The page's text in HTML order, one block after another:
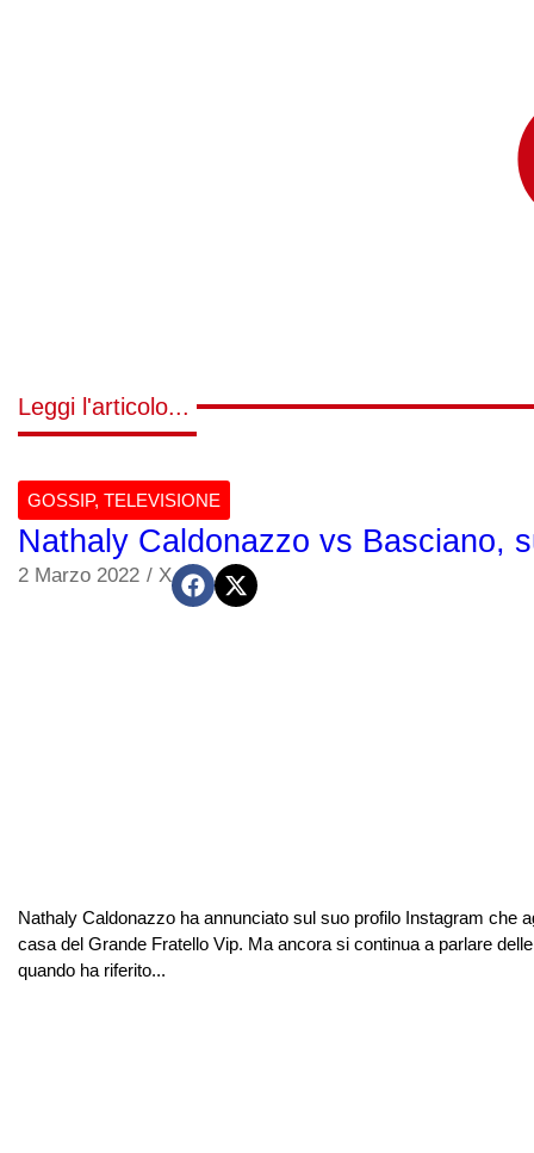
Leggi l'articolo...
GOSSIP, TELEVISIONE
Nathaly Caldonazzo vs Basciano,
2 Marzo 2022 / X
Nathaly Caldonazzo ha annunciato sul suo profilo Instagram
casa del Grande Fratello Vip. Ma ancora si continua a parlare
quando ha riferito...